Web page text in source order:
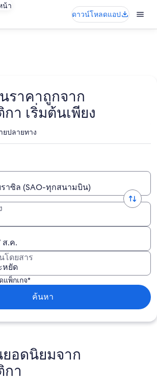
น้า
ดาวน์โหลดแอป
ราคาถูกจาก
า เริ่มต้นเพียง
ยปลายทาง
ราซิล (SAO-ทุกสนามบิน)
ส.ค.
โดยสาร
หยัด
แพ็กเกจ*
ค้นหา
อดนิยมจาก
กา